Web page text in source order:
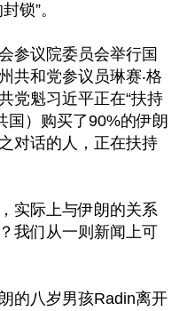
锁”。
参议院委员会举行国
共和党参议员琳赛‧格
党魁习近平正在“扶持
国）购买了90%的伊朗
对话的人，正在扶持
实际上与伊朗的关系
我们从一则新闻上可
的八岁男孩Radin离开